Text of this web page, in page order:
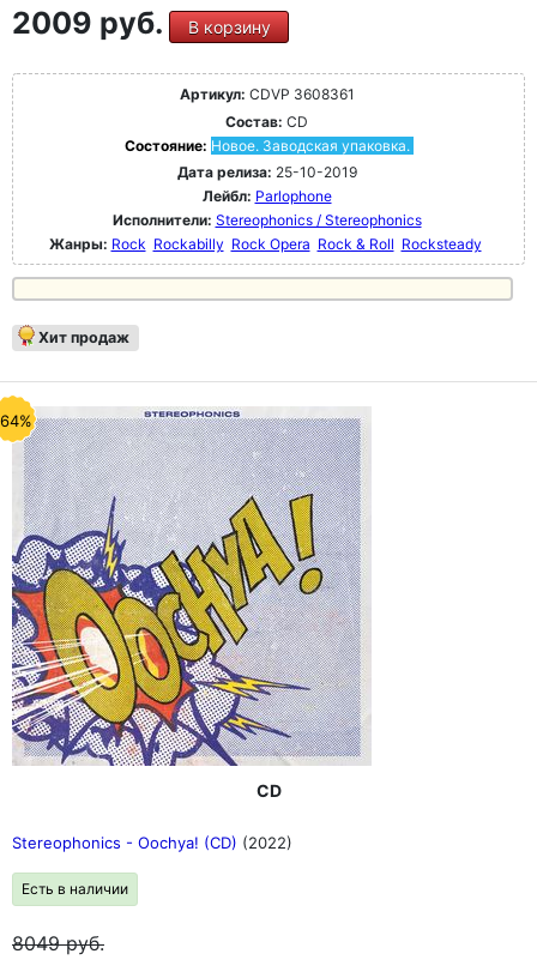
2009 руб. В корзину
Артикул: CDVP 3608361
Состав: CD
Состояние: Новое. Заводская упаковка.
Дата релиза: 25-10-2019
Лейбл: Parlophone
Исполнители: Stereophonics / Stereophonics
Жанры: Rock Rockabilly Rock Opera Rock & Roll Rocksteady
Хит продаж
CD
Stereophonics - Oochya! (CD) (2022)
Есть в наличии
8049руб.